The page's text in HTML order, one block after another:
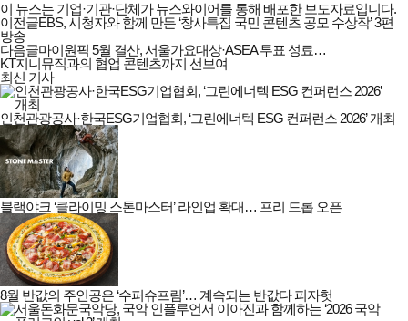
이 뉴스는 기업·기관·단체가 뉴스와이어를 통해 배포한 보도자료입니다.
이전글EBS, 시청자와 함께 만든 ‘창사특집 국민 콘텐츠 공모 수상작’ 3편
방송
다음글마이원픽 5월 결산, 서울가요대상·ASEA 투표 성료…
KT지니뮤직과의 협업 콘텐츠까지 선보여
최신 기사
인천관광공사·한국ESG기업협회, ‘그린에너텍 ESG 컨퍼런스 2026’ 개최
블랙야크 ‘클라이밍 스톤마스터’ 라인업 확대… 프리 드롭 오픈
8월 반값의 주인공은 ‘수퍼슈프림’… 계속되는 반값다 피자헛